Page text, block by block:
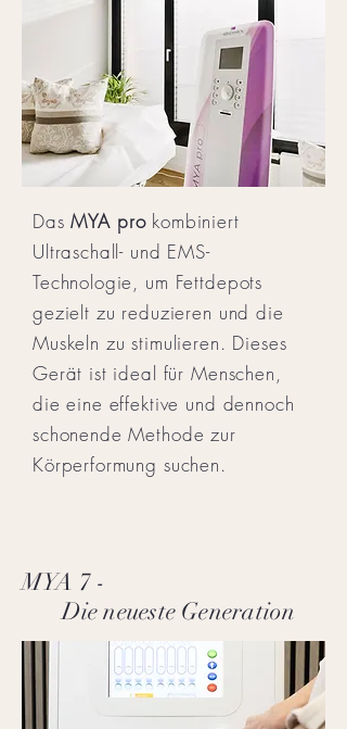
DasMYA prokombiniert
Ultraschall- und EMS-
Technologie, um Fettdepots
gezielt zu reduzieren und die
Muskeln zu stimulieren. Dieses
Gerät ist ideal für Menschen,
die eine effektive und dennoch
schonende Methode zur
Körperformung suchen.
MYA 7 -
Die neueste Generation